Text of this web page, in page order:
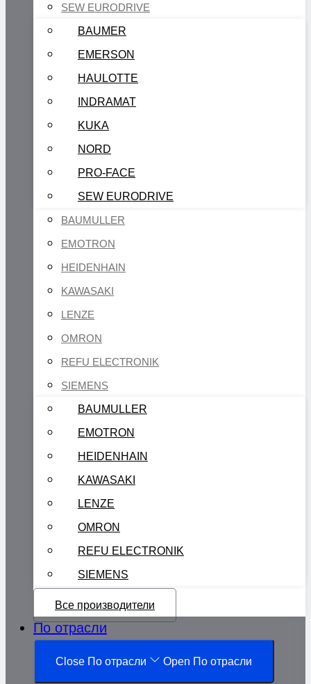
SEW EURODRIVE
BAUMER
EMERSON
HAULOTTE
INDRAMAT
KUKA
NORD
PRO-FACE
SEW EURODRIVE
BAUMULLER
EMOTRON
HEIDENHAIN
KAWASAKI
LENZE
OMRON
REFU ELECTRONIK
SIEMENS
BAUMULLER
EMOTRON
HEIDENHAIN
KAWASAKI
LENZE
OMRON
REFU ELECTRONIK
SIEMENS
Все производители
По отрасли
Close По отрасли Open По отрасли